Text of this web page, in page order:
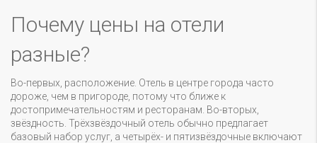
Почему цены на отели
разные?
Во-первых, расположение. Отель в центре города часто
дороже, чем в пригороде, потому что ближе к
достопримечательностям и ресторанам. Во-вторых,
звёздность. Трёхзвёздочный отель обычно предлагает
базовый набор услуг, а четырёх- и пятизвёздочные включают